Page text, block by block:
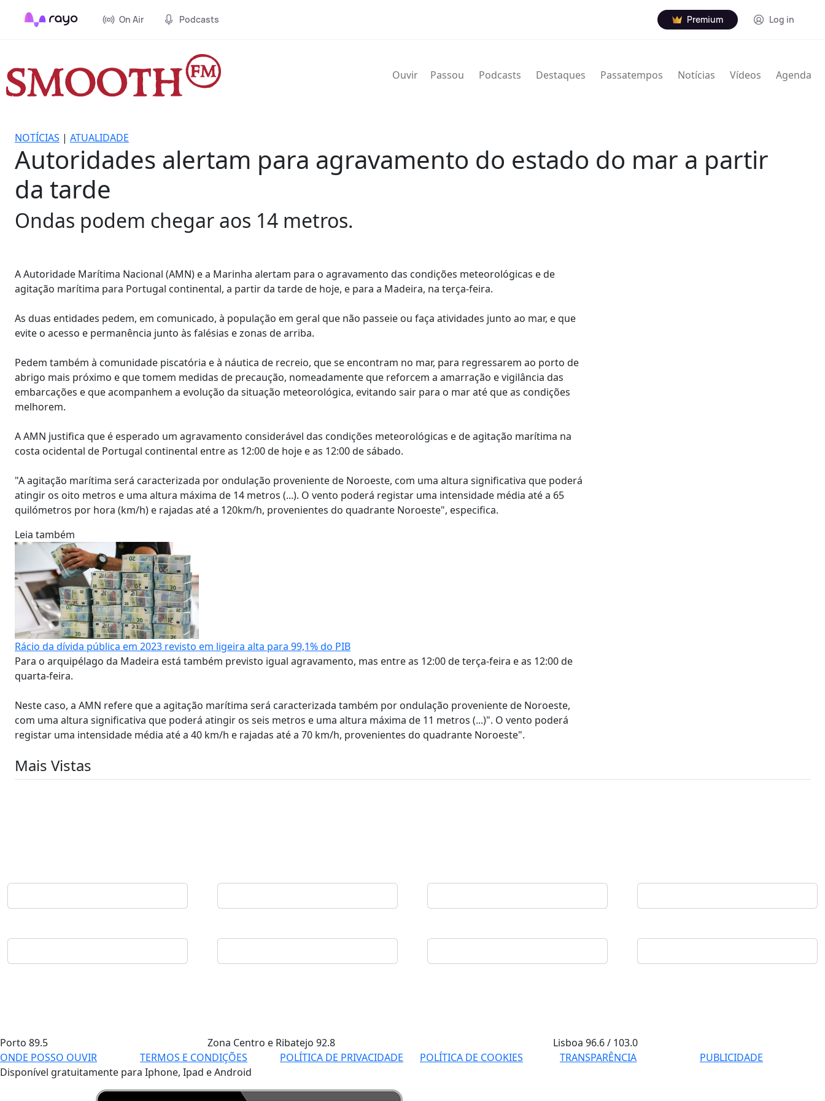
On Air Podcasts Premium Log in
Ouvir Passou Podcasts Destaques Passatempos Notícias Vídeos Agenda
NOTÍCIAS | ATUALIDADE
Autoridades alertam para agravamento do estado do mar a partir
da tarde
Ondas podem chegar aos 14 metros.
A Autoridade Marítima Nacional (AMN) e a Marinha alertam para o agravamento das condições meteorológicas e de
agitação marítima para Portugal continental, a partir da tarde de hoje, e para a Madeira, na terça-feira.
As duas entidades pedem, em comunicado, à população em geral que não passeie ou faça atividades junto ao mar, e que
evite o acesso e permanência junto às falésias e zonas de arriba.
Pedem também à comunidade piscatória e à náutica de recreio, que se encontram no mar, para regressarem ao porto de
abrigo mais próximo e que tomem medidas de precaução, nomeadamente que reforcem a amarração e vigilância das
embarcações e que acompanhem a evolução da situação meteorológica, evitando sair para o mar até que as condições
melhorem.
A AMN justifica que é esperado um agravamento considerável das condições meteorológicas e de agitação marítima na
costa ocidental de Portugal continental entre as 12:00 de hoje e as 12:00 de sábado.
"A agitação marítima será caracterizada por ondulação proveniente de Noroeste, com uma altura significativa que poderá
atingir os oito metros e uma altura máxima de 14 metros (...). O vento poderá registar uma intensidade média até a 65
quilómetros por hora (km/h) e rajadas até a 120km/h, provenientes do quadrante Noroeste", especifica.
Leia também
Rácio da dívida pública em 2023 revisto em ligeira alta para 99,1% do PIB
Para o arquipélago da Madeira está também previsto igual agravamento, mas entre as 12:00 de terça-feira e as 12:00 de
quarta-feira.
Neste caso, a AMN refere que a agitação marítima será caracterizada também por ondulação proveniente de Noroeste,
com uma altura significativa que poderá atingir os seis metros e uma altura máxima de 11 metros (...)". O vento poderá
registar uma intensidade média até a 40 km/h e rajadas até a 70 km/h, provenientes do quadrante Noroeste".
Mais Vistas
Porto 89.5 Zona Centro e Ribatejo 92.8 Lisboa96.6 / 103.0
ONDE POSSO OUVIR
TERMOS E CONDIÇÕES POLÍTICA DE PRIVACIDADE POLÍTICA DE COOKIES TRANSPARÊNCIA
PUBLICIDADE
Disponível gratuitamente para Iphone, Ipad e Android